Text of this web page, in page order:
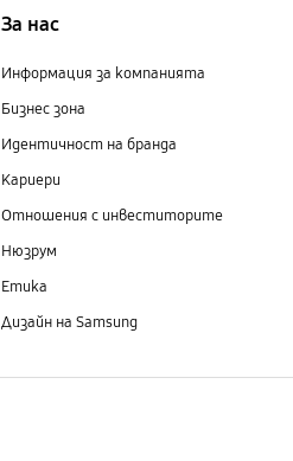
За нас
Информация за компанията
Бизнес зона
Идентичност на бранда
Кариери
Отношения с инвеститорите
Нюзрум
Етика
Дизайн на Samsung